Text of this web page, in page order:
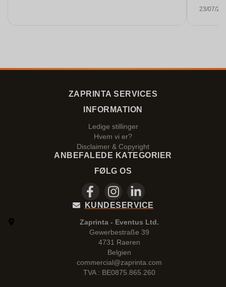
igen!
23/07/
ZAPRINTA SERVICES
INFORMATION
Ledige stillinger
Hvem vi er?
Disclaimer & Copyright
ANBEFALEDE KATEGORIER
FØLG OS
KUNDESERVICE
Zaprinta - Eventus Ltd.
Gewerbestraße 39
4731 Raeren
Belgien
commercial@zaprinta.com
TVA : BE0875.865.260